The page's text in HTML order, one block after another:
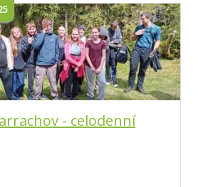
- celodenní